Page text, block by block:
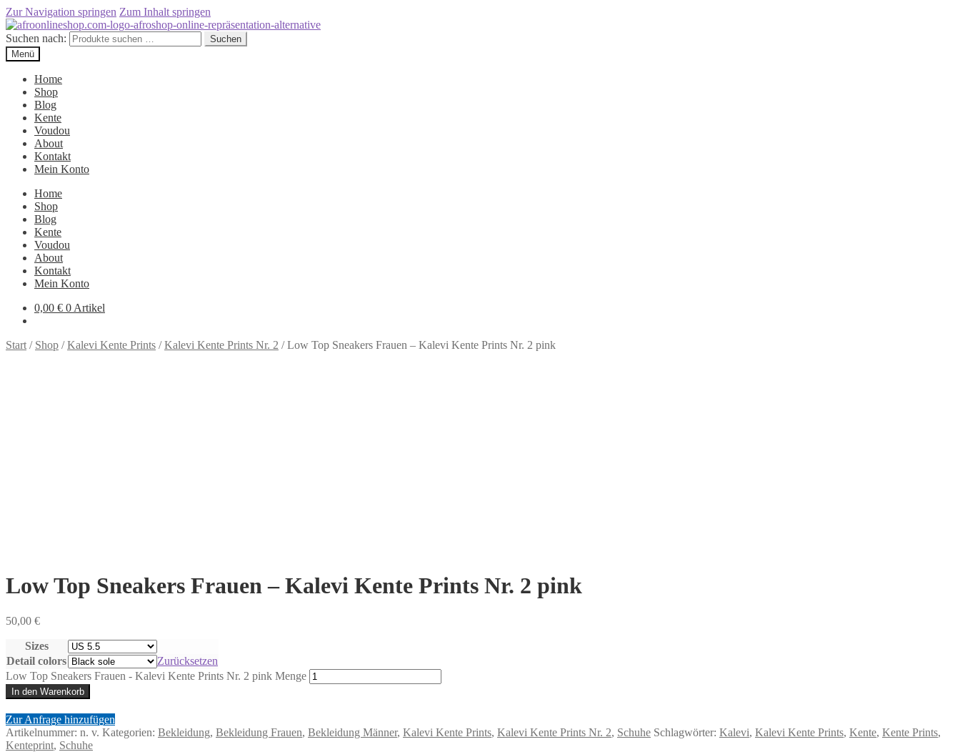
Zur Navigation springen Zum Inhalt springen
Suchen nach:
Suchen
Menü
Home
Shop
Blog
Kente
Voudou
About
Kontakt
Mein Konto
Home
Shop
Blog
Kente
Voudou
About
Kontakt
Mein Konto
0,00 € 0 Artikel
Start / Shop /Kalevi Kente Prints /Kalevi Kente Prints Nr. 2 /Low Top Sneakers Frauen – Kalevi Kente Prints Nr. 2 pink
Low Top Sneakers Frauen – Kalevi Kente Prints Nr. 2 pink
50,00 €
Sizes
Detail colors
Zurücksetzen
Low Top Sneakers Frauen - Kalevi Kente Prints Nr. 2 pink Menge
In den Warenkorb
Zur Anfrage hinzufügen
Artikelnummer: n. v. Kategorien: Bekleidung, Bekleidung Frauen, Bekleidung Männer, Kalevi Kente Prints, Kalevi Kente Prints Nr. 2, Schuhe Schlagwörter: Kalevi, Kalevi Kente Prints, Kente, Kente Prints,
Kenteprint, Schuhe